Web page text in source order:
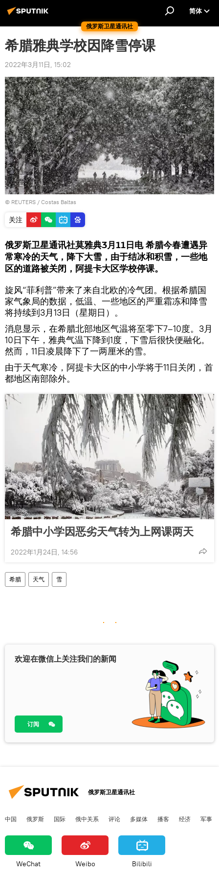
俄罗斯卫星通讯社
简体
希腊雅典学校因降雪停课
2022年3月11日, 15:02
© REUTERS / Costas Baltas
关注
俄罗斯卫星通讯社莫雅典3月11日电 希腊今春遭遇异
常寒冷的天气，降下大雪，由于结冰和积雪，一些地
区的道路被关闭，阿提卡大区学校停课。
旋风“菲利普”带来了来自北欧的冷气团。根据希腊国
家气象局的数据，低温、一些地区的严重霜冻和降雪
将持续到3月13日（星期日）。
消息显示，在希腊北部地区气温将至零下7–10度。3月
10日下午，雅典气温下降到1度，下雪后很快便融化。
然而，11日凌晨降下了一两厘米的雪。
由于天气寒冷，阿提卡大区的中小学将于11日关闭，首
都地区南部除外。
希腊中小学因恶劣天气转为上网课两天
2022年1月24日, 14:56
希腊 天气 雪
欢迎在微信上关注我们的新闻
订阅
俄罗斯卫星通讯社
中国 俄罗斯 国际 俄中关系 评论 多媒体 播客 经济 军事
WeChat Weibo Bilibili